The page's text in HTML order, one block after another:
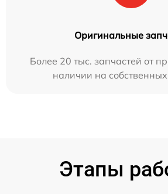
Оригинальные
Более 20 тыс. запчастей от
наличии на
Этапы